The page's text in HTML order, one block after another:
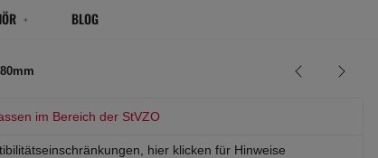
BLOG
im Bereich der StVZO
hier klicken für Hinweise